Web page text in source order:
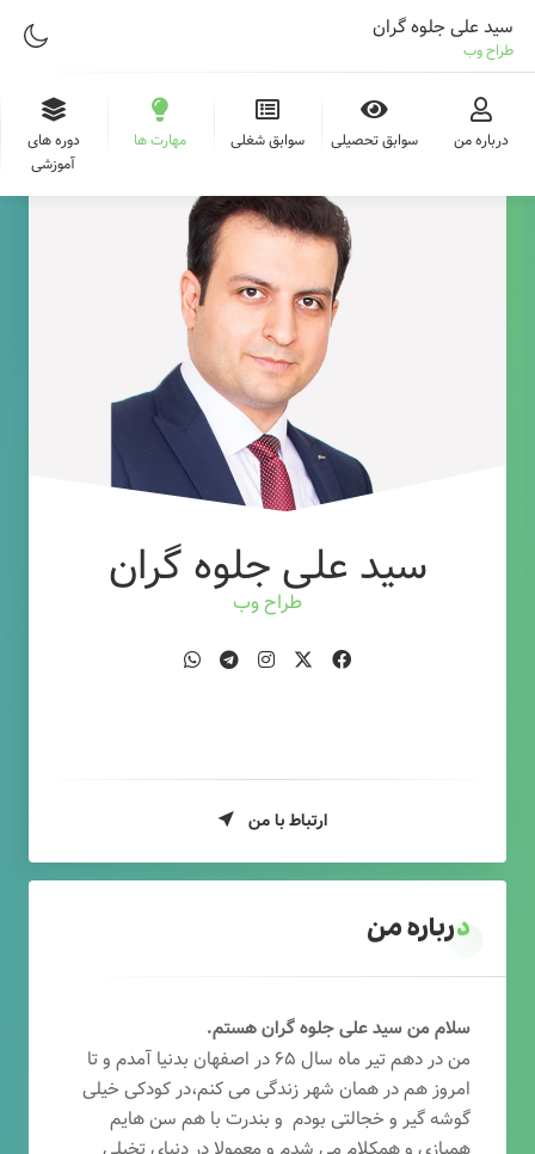
سید علی جلوه گران
طراح وب
درباره من سوابق تحصیلی سوابق شغلی مهارت ها
دوره های
آموزشی
سید علی جلوه گران
طراح وب
ارتباط با من
درباره من
سلام من سید علی جلوه گران هستم.
من در دهم تیر ماه سال ۶۵ در اصفهان بدنیا آمدم و تا
امروز هم در همان شهر زندگی می کنم،در کودکی خیلی
گوشه گیر و خجالتی بودم و بندرت با هم سن هایم